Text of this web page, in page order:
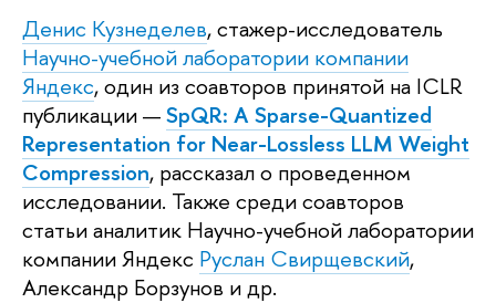
Денис Кузнеделев, стажер-исследователь
Научно-учебной лаборатории компании
Яндекс, один из соавторов принятой на ICLR
публикации —SpQR: A Sparse-Quantized
Representation for Near-Lossless LLM Weight
Compression, рассказал о проведенном
исследовании. Также среди соавторов
статьи аналитик Научно-учебной лаборатории
компании Яндекс Руслан Свирщевский,
Александр Борзунов и др.